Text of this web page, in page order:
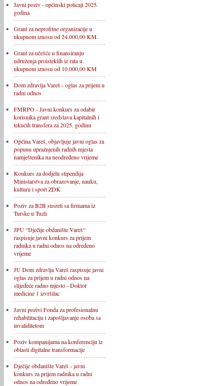
Javni poziv - općinski poticaji 2025.
godina
Grant za neprofitne organizacije u
ukupnom iznosu od 24.000,00 KM.
Grant za učešće u finansiranju
udruženja proisteklih iz rata u
ukupnom iznosu od 10.000,00 KM
Dom zdravlja Vareš - oglas za prijem u
radni odnos
FMRPO - Javni konkurs za odabir
korisnika grant sredstava kapitalnih i
tekućih transfera za 2025. godinu
Općina Vareš, objavljuje javni oglas za
popunu upražnjenih radnih mjesta
namještenika na neodređeno vrijeme
Konkurs za dodjelu stipendija
Ministarstva za obrazovanje, nauku,
kulturu i sport ZDK
Poziv za B2B susreti sa firmama iz
Turske u Tuzli
JPU “Dječije obdanište Vareš“
raspisuje javni konkurs za prijem
radnika u radni odnos na određeno
vrijeme
JU Dom zdravlja Vareš raspisuje javni
oglas za prijem u radni odnos na
slijedeće radno mjesto - Doktor
medicine 1 izvršilac
Javni pozivi Fonda za profesionalnu
rehabilitaciju i zapošljavanje osoba sa
invaliditetom
Poziv kompanijama na konferenciju iz
oblasti digitalne transformacije
Dječije obdanište Vareš - javni
konkurs za prijem radnika u radni
odnos na određeno vrijeme